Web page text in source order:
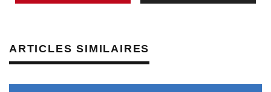
ARTICLES SIMILAIRES